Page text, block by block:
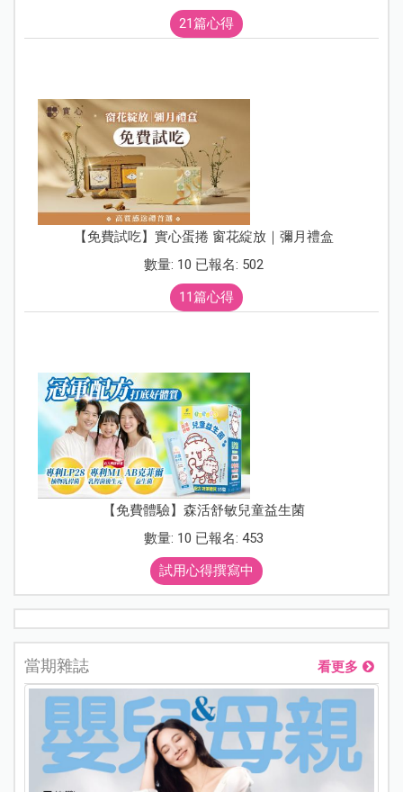
21篇心得
【免費試吃】實心蛋捲 窗花綻放｜彌月禮盒
數量: 10 已報名: 502
11篇心得
【免費體驗】森活舒敏兒童益生菌
數量: 10 已報名: 453
試用心得撰寫中
當期雜誌 看更多